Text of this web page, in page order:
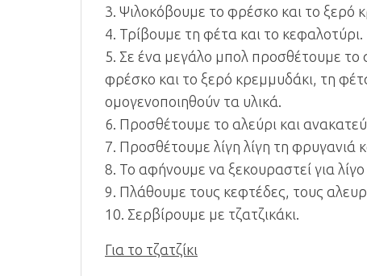
3. Ψιλοκόβουμε το φρέσκο και το ξερό
4. Τρίβουμε τη φέτα και το κεφαλοτύρι.
5. Σε ένα μεγάλο μπολ προσθέτουμε το
φρέσκο και το ξερό κρεμμυδάκι, τη
ομογενοποιηθούν τα υλικά.
6. Προσθέτουμε το αλεύρι και
7. Προσθέτουμε λίγη λίγη τη φρυγανιά
8. Το αφήνουμε να ξεκουραστεί για
9. Πλάθουμε τους κεφτέδες, τους
10. Σερβίρουμε με τζατζικάκι.
Για το τζατζίκι